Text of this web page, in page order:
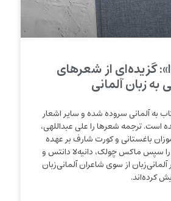
گزیده‌ای از شعرهای
به زبان آلمانی
آلمانی سروده شده و سایر اشعار
‌است. ترجمه شعرها را علی عبداللهی،
باغستانی و کورت شارف بر عهده
را سپس ماکس چولک، دانیه‌لا دانتس و
از سوی شاعران آلمانی‌زبان
کرده‌اند.